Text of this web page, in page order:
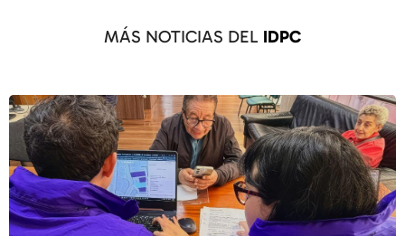
MÁS NOTICIAS DEL IDPC